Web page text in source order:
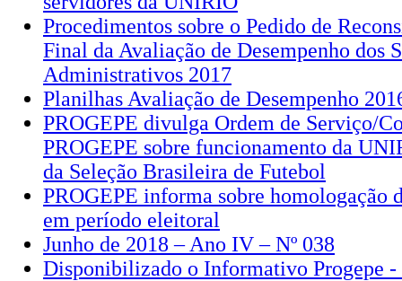
Procedimentos sobre o Pedido de
Final da Avaliação de Desempenho dos
Administrativos 2017
Planilhas Avaliação de Desempenho
PROGEPE divulga Ordem de Serviço/
PROGEPE sobre funcionamento da
da Seleção Brasileira de Futebol
PROGEPE informa sobre homologação
em período eleitoral
Junho de 2018 – Ano IV – Nº 038
Disponibilizado o Informativo Progepe -